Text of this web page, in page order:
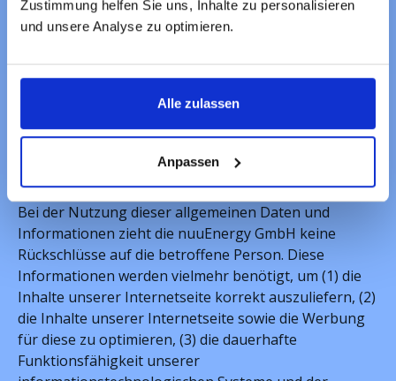
Zustimmung helfen Sie uns, Inhalte zu personalisieren
und unsere Analyse zu optimieren.
Alle zulassen
Anpassen
(5) das Datum und die Uhrzeit eines Zugriffs auf die
(6) eine Internet-Protokoll-Adresse (IP-Adresse),
(7) der Internet-Service-Provider des zugreifenden
(8) sonstige ähnliche Daten und Informationen, die
unsere informationstechnologischen Systeme dienen.
Bei der Nutzung dieser allgemeinen Daten und
Informationen zieht die nuuEnergy GmbH keine
Rückschlüsse auf die betroffene Person. Diese
Informationen werden vielmehr benötigt, um (1) die
Inhalte unserer Internetseite korrekt auszuliefern, (2)
die Inhalte unserer Internetseite sowie die Werbung
für diese zu optimieren, (3) die dauerhafte
Funktionsfähigkeit unserer